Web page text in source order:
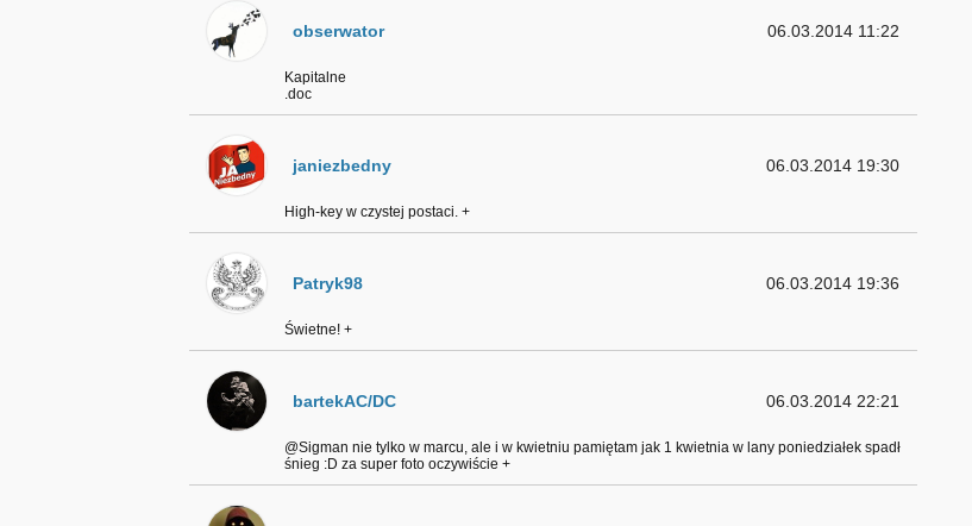
obserwator 06.03.2014 11:22
Kapitalne
.doc
janiezbedny 06.03.2014 19:30
High-key w czystej postaci. +
Patryk98 06.03.2014 19:36
Świetne! +
bartekAC/DC 06.03.2014 22:21
@Sigman nie tylko w marcu, ale i w kwietniu pamiętam jak 1 kwietnia w lany poniedziałek spadł
śnieg :D za super foto oczywiście +